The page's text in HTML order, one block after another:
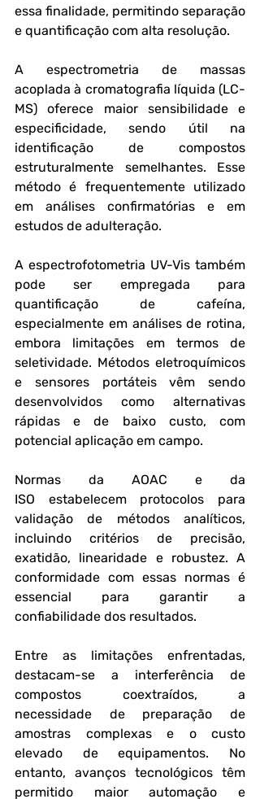
essa finalidade, permitindo separação
e quantificação com alta resolução.
A espectrometria de massas
acoplada à cromatografia líquida (LC-
MS) oferece maior sensibilidade e
especificidade, sendo útil na
identificação de compostos
estruturalmente semelhantes. Esse
método é frequentemente utilizado
em análises confirmatórias e em
estudos de adulteração.
A espectrofotometria UV-Vis também
pode ser empregada para
quantificação de cafeína,
especialmente em análises de rotina,
embora limitações em termos de
seletividade. Métodos eletroquímicos
e sensores portáteis vêm sendo
desenvolvidos como alternativas
rápidas e de baixo custo, com
potencial aplicação em campo.
Normas da AOAC e da
ISO estabelecem protocolos para
validação de métodos analíticos,
incluindo critérios de precisão,
exatidão, linearidade e robustez. A
conformidade com essas normas é
essencial para garantir a
confiabilidade dos resultados.
Entre as limitações enfrentadas,
destacam-se a interferência de
compostos coextraídos, a
necessidade de preparação de
amostras complexas e o custo
elevado de equipamentos. No
entanto, avanços tecnológicos têm
permitido maior automação e